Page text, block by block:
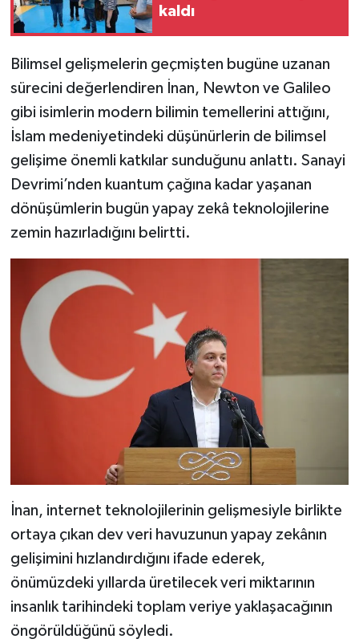
kaldı
Bilimsel gelişmelerin geçmişten bugüne uzanan
sürecini değerlendiren İnan, Newton ve Galileo
gibi isimlerin modern bilimin temellerini attığını,
İslam medeniyetindeki düşünürlerin de bilimsel
gelişime önemli katkılar sunduğunu anlattı. Sanayi
Devrimi’nden kuantum çağına kadar yaşanan
dönüşümlerin bugün yapay zekâ teknolojilerine
zemin hazırladığını belirtti.
İnan, internet teknolojilerinin gelişmesiyle birlikte
ortaya çıkan dev veri havuzunun yapay zekânın
gelişimini hızlandırdığını ifade ederek,
önümüzdeki yıllarda üretilecek veri miktarının
insanlık tarihindeki toplam veriye yaklaşacağının
öngörüldüğünü söyledi.